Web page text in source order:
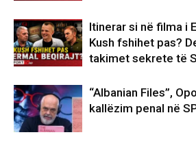
Itinerar si në filma i
Kush fshihet pas?
takimet sekrete të
“Albanian Files”,
kallëzim penal në